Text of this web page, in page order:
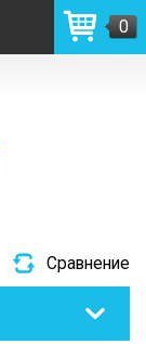
0
Сравнение